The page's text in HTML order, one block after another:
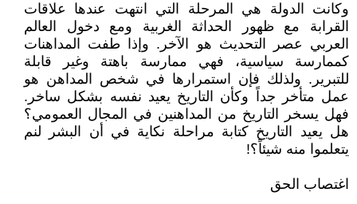
وكانت الدولة هي المرحلة التي انتهت عندها علاقات
القرابة مع ظهور الحداثة الغربية ومع دخول العالم
العربي عصر التحديث هو الآخر. وإذا طفت المداهنات
كممارسة سياسية، فهي ممارسة باهتة وغير قابلة
للتبرير. ولذلك فإن استمرارها في شخص المداهن هو
عمل متأخر جداً وكأن التاريخ يعيد نفسه بشكل ساخر.
فهل يسخر التاريخ من المداهنين في المجال العمومي؟
هل يعيد التاريخ كتابة مراحلة نكاية في أن البشر لنم
يتعلموا منه شيئاً؟!
اغتصاب الحق